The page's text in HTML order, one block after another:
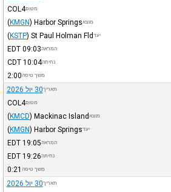
מטוסCOL4
מוצאHarbor Springs
(KMGN)
יעד St Paul Holman Fld
(KSTP)
המראה09:03
EDT
נחיתה10:04
CDT
משך טיסה2:00
תאריך30 יול 2026
מטוסCOL4
מוצא Mackinac Island
(KMCD)
יעדHarbor Springs
(KMGN)
המראה19:05
EDT
נחיתה19:26
EDT
משך טיסה 0:21
תאריך30 יול 2026